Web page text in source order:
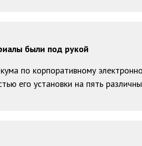
были под рукой
по корпоративному
его установки на пять